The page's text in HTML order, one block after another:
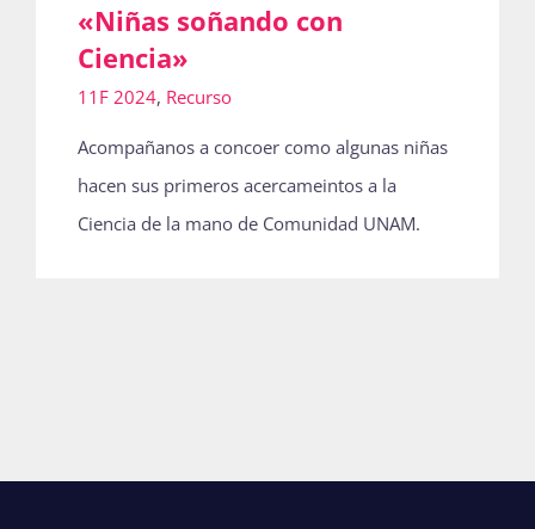
«Niñas soñando con
Ciencia»
11F 2024, Recurso
Acompañanos a concoer como algunas niñas
hacen sus primeros acercameintos a la
Ciencia de la mano de Comunidad UNAM.